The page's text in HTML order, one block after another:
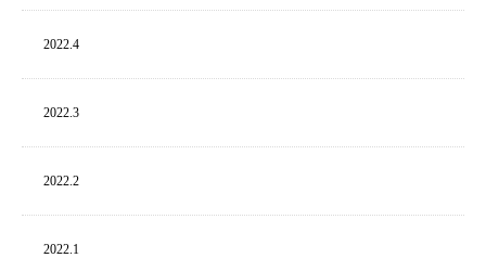
2022. 4
2022. 3
2022. 2
2022. 1